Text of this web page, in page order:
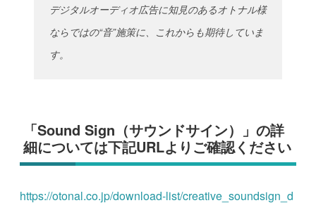
デジタルオーディオ広告に知見のあるオトナル様
ならではの“音”施策に、これからも期待していま
す。
「Sound Sign（サウンドサイン）」の詳
細については下記URLよりご確認ください
https://otonal.co.jp/download-list/creative_soundsign_d